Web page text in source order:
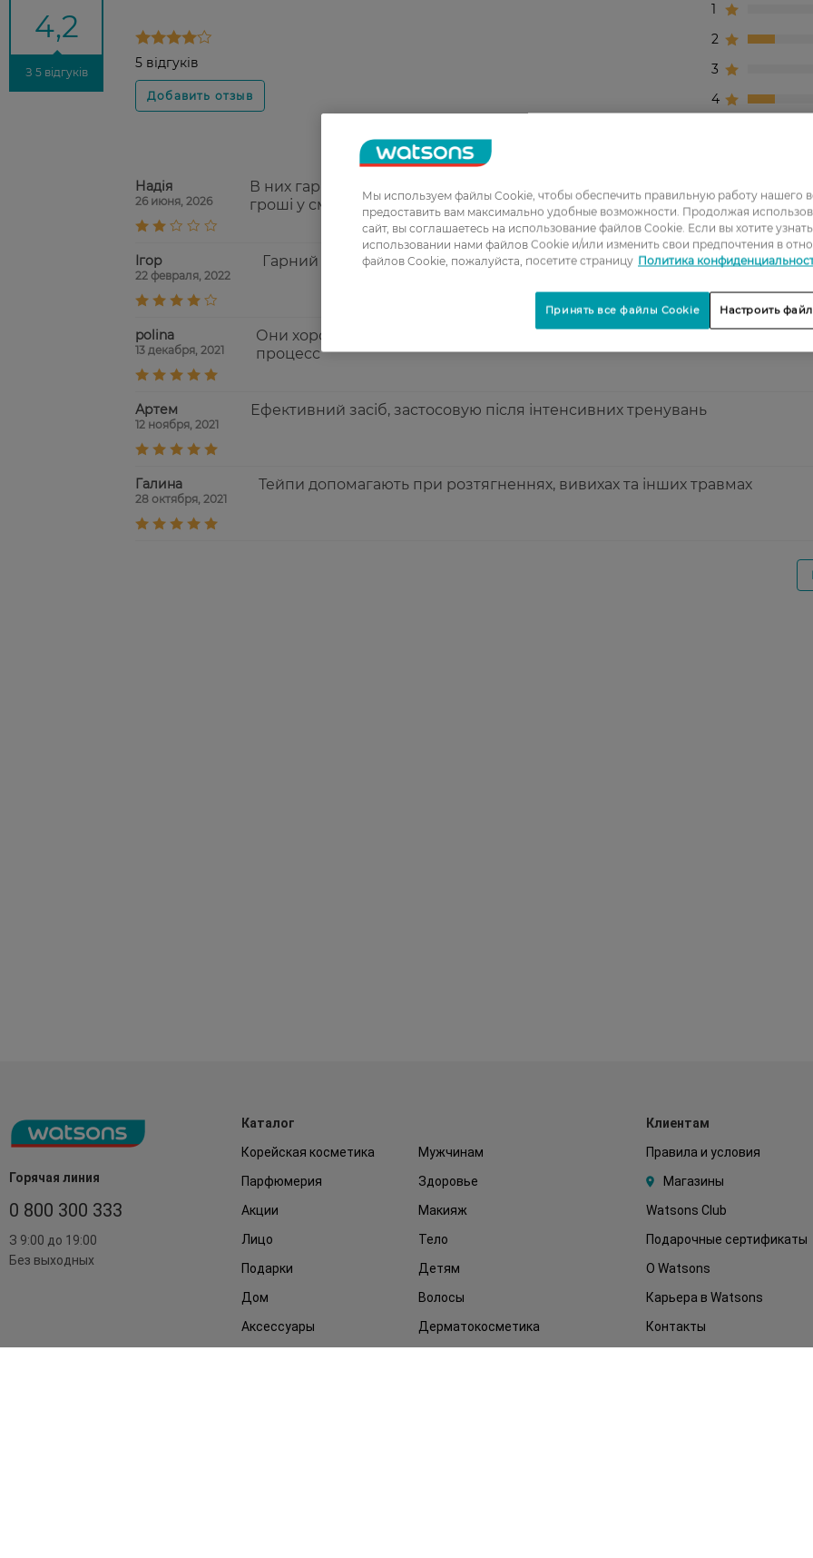
4,2
З 5 відгуків
5 відгуків
1
2
3
4
Надія
26 июня, 2026
В них гарна тільки ціна і то по знижці. Взагалі не клеяться і не тримають
гроші у сміття. беру іншу фірму так тиждень тримаються,а ці 1 годину
Ігор
22 февраля, 2022
Гарний тейп, чудово допомагає !
polina
13 декабря, 2021
Они хорошо фиксируют суставы, помогают предотвратить травмы и
процесс
Артем
12 ноября, 2021
Ефективний засіб, застосовую після інтенсивних тренувань
Галина
28 октября, 2021
Тейпи допомагають при розтягненнях, вивихах та інших травмах
Горячая линия
0 800 300 333
З 9:00 до 19:00
Без выходных
Каталог
Корейская косметика
Мужчинам
Парфюмерия
Здоровье
Акции
Макияж
Лицо
Тело
Подарки
Детям
Дом
Волосы
Аксессуары
Дерматокосметика
Клиентам
Правила и условия
Магазины
Watsons Club
Подарочные сертификаты
О Watsons
Карьера в Watsons
Контакты
Мы используем файлы Cookie, чтобы обеспечить правильную работу нашего
предоставить вам максимально удобные возможности. Продолжая
сайт, вы соглашаетесь на использование файлов Cookie. Если вы хотите
использовании нами файлов Cookie и/или изменить свои предпочтения в
файлов Cookie, пожалуйста, посетите страницу Политика
Настроить
Принять все файлы Cookie